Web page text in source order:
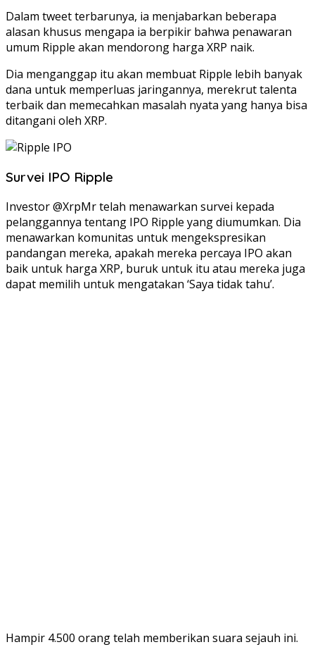
Dalam tweet terbarunya, ia menjabarkan beberapa
alasan khusus mengapa ia berpikir bahwa penawaran
umum Ripple akan mendorong harga XRP naik.
Dia menganggap itu akan membuat Ripple lebih banyak
dana untuk memperluas jaringannya, merekrut talenta
terbaik dan memecahkan masalah nyata yang hanya bisa
ditangani oleh XRP.
Survei IPO Ripple
Investor @XrpMr telah menawarkan survei kepada
pelanggannya tentang IPO Ripple yang diumumkan. Dia
menawarkan komunitas untuk mengekspresikan
pandangan mereka, apakah mereka percaya IPO akan
baik untuk harga XRP, buruk untuk itu atau mereka juga
dapat memilih untuk mengatakan ‘Saya tidak tahu’.
Hampir 4.500 orang telah memberikan suara sejauh ini.